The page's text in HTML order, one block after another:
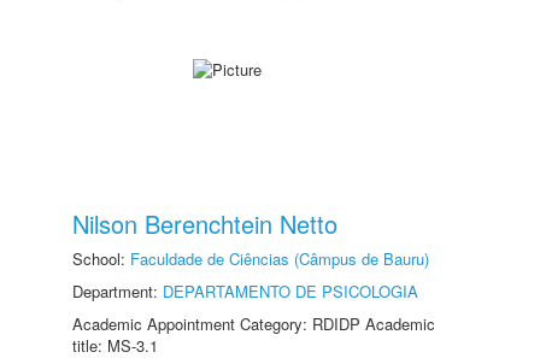
Nilson Berenchtein Netto
School: Faculdade de Ciências (Câmpus de Bauru)
Department: DEPARTAMENTO DE PSICOLOGIA
Academic Appointment Category: RDIDP Academic
title: MS-3.1